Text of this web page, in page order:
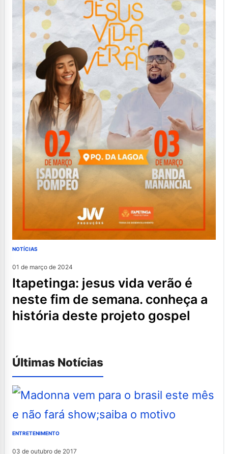
NOTÍCIAS
01 de março de 2024
itapetinga: jesus vida verão é
neste fim de semana. conheça a
história deste projeto gospel
Últimas Notícias
ENTRETENIMENTO
03 de outubro de 2017